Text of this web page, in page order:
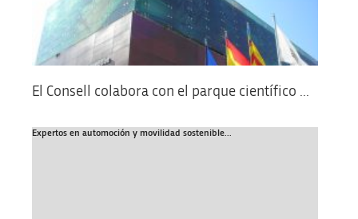
El Consell colabora con el parque científico ...
Expertos en automoción y movilidad sostenible...